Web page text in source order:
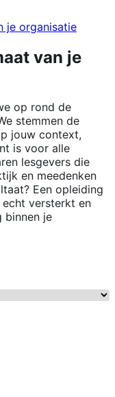
je organisatie
van je
op rond de
stemmen de
jouw context,
is voor alle
lesgevers die
en meedenken
Een opleiding
versterkt en
binnen je